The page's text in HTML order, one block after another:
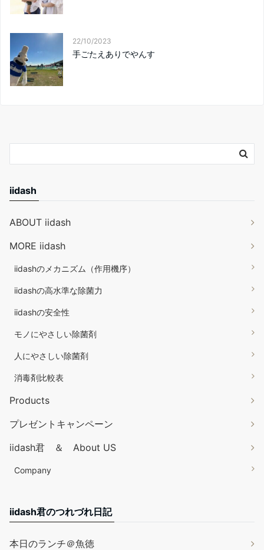
22/10/2023
手ごたえありでやんす
iidash
ABOUT iidash
MORE iidash
iidashのメカニズム（作用機序）
iidashの高水準な除菌力
iidashの安全性
モノにやさしい除菌剤
人にやさしい除菌剤
消毒剤比較表
Products
プレゼントキャンペーン
iidash君 ＆ About US
Company
iidash君のつれづれ日記
本日のランチ＠魚徳